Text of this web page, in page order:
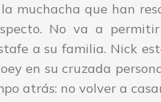
muchacha que han
No va a
a su familia. Nick
en su cruzada
atrás: no volver a